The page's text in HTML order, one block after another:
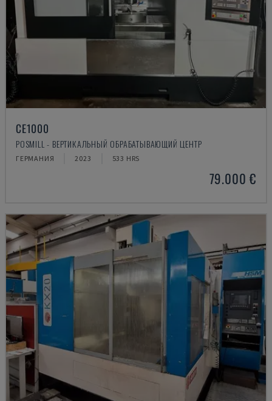
CE1000
POSMILL - ВЕРТИКАЛЬНЫЙ ОБРАБАТЫВАЮЩИЙ ЦЕНТР
ГЕРМАНИЯ 2023 533 HRS
79.000 €